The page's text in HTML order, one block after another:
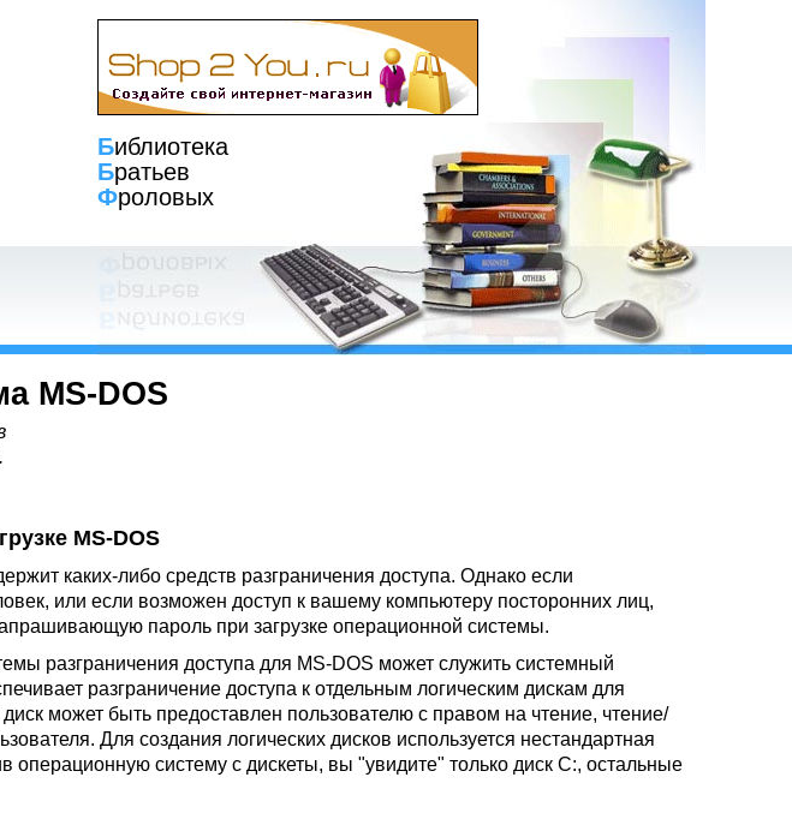
Библиотека
Братьев
Фроловых
MS-DOS
MS-DOS
каких-либо средств разграничения доступа. Однако если
или если возможен доступ к вашему компьютеру посторонних лиц,
пароль при загрузке операционной системы.
разграничения доступа для MS-DOS может служить системный
разграничение доступа к отдельным логическим дискам для
диск может быть предоставлен пользователю с правом на чтение, чтение/
Для создания логических дисков используется нестандартная
операционную систему с дискеты, вы "увидите" только диск C:, остальные